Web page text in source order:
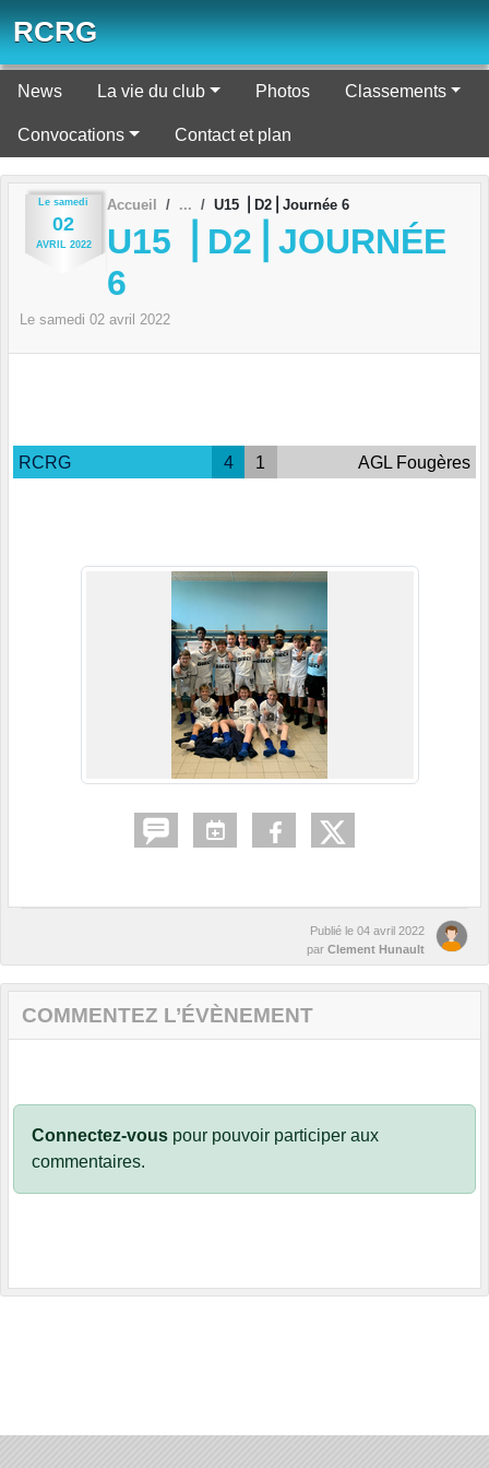
RCRG
News La vie du club Photos Classements
Convocations Contact et plan
Le samedi
02
AVRIL 2022
Accueil U15 ⎪D2⎪Journée 6
U15 ⎪D2⎪JOURNÉE
6
Le samedi 02 avril 2022
RCRG 4 1 AGL Fougères
Publié le 04 avril 2022
par Clement Hunault
COMMENTEZ L’ÉVÈNEMENT
Connectez-vous pour pouvoir participer aux
commentaires.